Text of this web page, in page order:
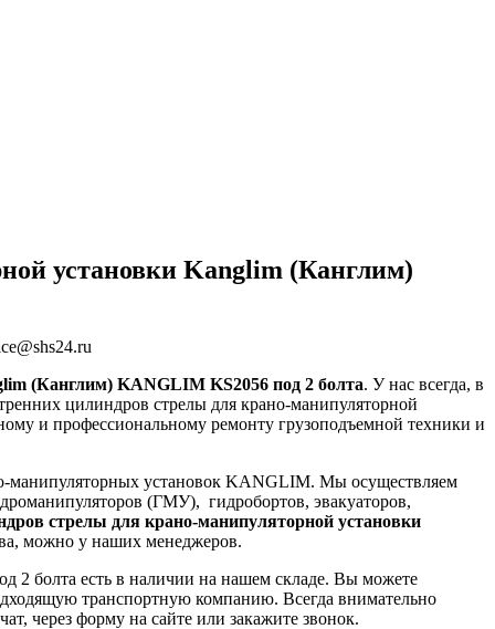
установки Kanglim (Канглим)
(Канглим) KANGLIM KS2056 под 2 болта. У нас всегда, в
цилиндров стрелы для крано-манипуляторной
и профессиональному ремонту грузоподъемной техники и
манипуляторных установок KANGLIM. Мы осуществляем
(ГМУ), гидробортов, эвакуаторов,
стрелы для крано-манипуляторной установки
можно у наших менеджеров.
2 болта есть в наличии на нашем складе. Вы можете
транспортную компанию. Всегда внимательно
через форму на сайте или закажите звонок.